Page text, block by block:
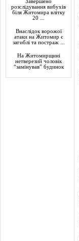
Завершено
розслідування вибухів
біля Житомира влітку
20 ...
Внаслідок ворожої
атаки на Житомир є
загиблі та постраж ...
На Житомирщині
нетверезий чоловік
“замінував” будинок